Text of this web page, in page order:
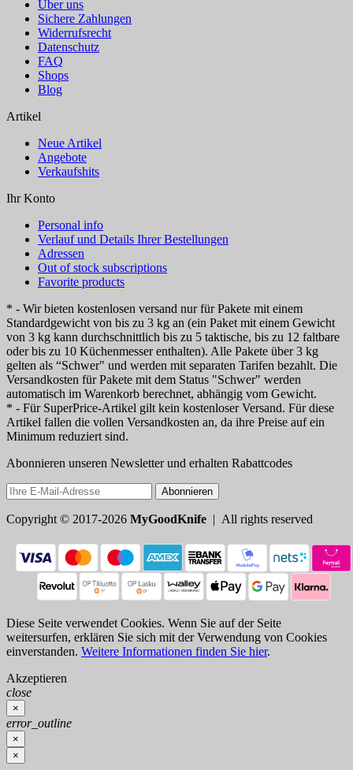
Über uns
Sichere Zahlungen
Widerrufsrecht
Datenschutz
FAQ
Shops
Blog
Artikel
Neue Artikel
Angebote
Verkaufshits
Ihr Konto
Personal info
Verlauf und Details Ihrer Bestellungen
Adressen
Out of stock subscriptions
Favorite products
* - Wir bieten kostenlosen versand nur für Pakete mit einem
Standardgewicht von bis zu 3 kg an (ein Paket mit einem Gewicht
von 3 kg kann durchschnittlich bis zu 5 taktische, bis zu 12 faltbare
oder bis zu 10 Küchenmesser enthalten). Alle Pakete über 3 kg
gelten als “Schwer" und werden mit separaten Tarifen bezahlt. Die
Versandkosten für Pakete mit dem Status "Schwer" werden
automatisch im Warenkorb berechnet, abhängig vom Gewicht.
* - Für SuperPrice-Artikel gilt kein kostenloser Versand. Für diese
Artikel fallen die vollen Versandkosten an, da ihre Preise auf ein
Minimum reduziert sind.
Abonnieren unseren Newsletter und erhalten Rabattcodes
Abonnieren
Copyright © 2017-2026 MyGoodKnife | All rights reserved
Diese Seite verwendet Cookies. Wenn Sie auf der Seite
weitersurfen, erklären Sie sich mit der Verwendung von Cookies
einverstanden. Weitere Informationen finden Sie hier.
Akzeptieren
close
×
error_outline
×
×